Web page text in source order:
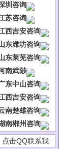
圳咨询
苏咨询
西吉安咨询
东潍坊咨询
东莱芜咨询
南武陟
东中山咨询
西吉安咨询
南楚雄咨询
南郴州咨询
点击QQ联系我